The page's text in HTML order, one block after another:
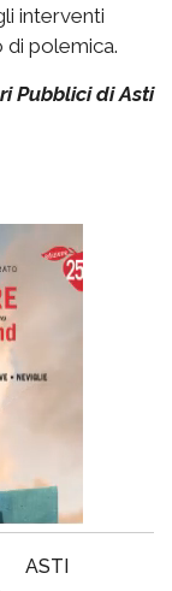
interventi
di polemica.
Pubblici di Asti
ASTI